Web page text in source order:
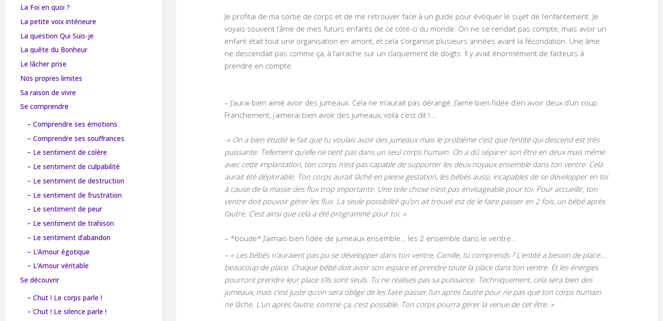
Je profitai de ma sortie de corps et de me retrouver face à un guide pour évoquer le sujet de l’enfantement. Je
voyais souvent l’âme de mes futurs enfants de ce côté-ci du monde. On ne se rendait pas compte, mais avoir un
enfant était tout une organisation en amont, et cela s’organise plusieurs années avant la fécondation. Une âme
ne descendait pas comme ça, à l’arrache sur un claquement de doigts. Il y avait énormément de facteurs à
prendre en compte.
– J’aurai bien aimé avoir des jumeaux. Cela ne m’aurait pas dérangé. J’aime bien l’idée d’en avoir deux d’un coup.
Franchement, j’aimerai bien avoir des jumeaux, voilà c’est dit !…
-« On a bien étudié le fait que tu voulais avoir des jumeaux mais le problème c’est que l’entité qui descend est très
puissante. Tellement qu’elle ne tient pas dans un seul corps humain. On a dû séparer son être en deux mais même
avec cette implantation, ton corps n’est pas capable de supporter les deux noyaux ensemble dans ton ventre. Cela
aurait été déplorable. Ton corps aurait lâché en pleine gestation, les bébés aussi, incapables de se développer en toi
à cause de la masse des flux trop importante. Une telle chose n’est pas envisageable pour toi. Pour accueillir, ton
ventre doit pouvoir gérer les flux. La seule possibilité qu’on ait trouvé est de le faire passer en 2 fois, un bébé après
l’autre. C’est ainsi que cela a été programmé pour toi. »
– *boude* J’aimais bien l’idée de jumeaux ensemble… les 2 ensemble dans le ventre…
– « Les bébés n’auraient pas pu se développer dans ton ventre, Camille, tu comprends ? L’entité a besoin de place…
beaucoup de place. Chaque bébé doit avoir son espace et prendre toute la place dans ton ventre. Et les énergies
pourront prendre leur place s’ils sont seuls. Tu ne réalises pas sa puissance. Techniquement, cela sera bien des
jumeaux, mais c’est juste qu’on sera obligé de les faire passer l’un après l’autre pour ne pas que ton corps humain
ne lâche. L’un après l’autre, comme ça, c’est possible. Ton corps pourra gérer la venue de cet être. »
La Foi en quoi ?
La petite voix intérieure
La question Qui Suis-je
La quête du Bonheur
Le lâcher prise
Nos propres limites
Sa raison de vivre
Se comprendre
– Comprendre ses émotions
– Comprendre ses souffrances
– Le sentiment de colère
– Le sentiment de culpabilité
– Le sentiment de destruction
– Le sentiment de frustration
– Le sentiment de peur
– Le sentiment de trahison
– Le sentiment d’abandon
– L’Amour égotique
– L’Amour véritable
Se découvrir
– Chut ! Le corps parle !
– Chut ! Le silence parle !